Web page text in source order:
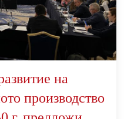
на
производство